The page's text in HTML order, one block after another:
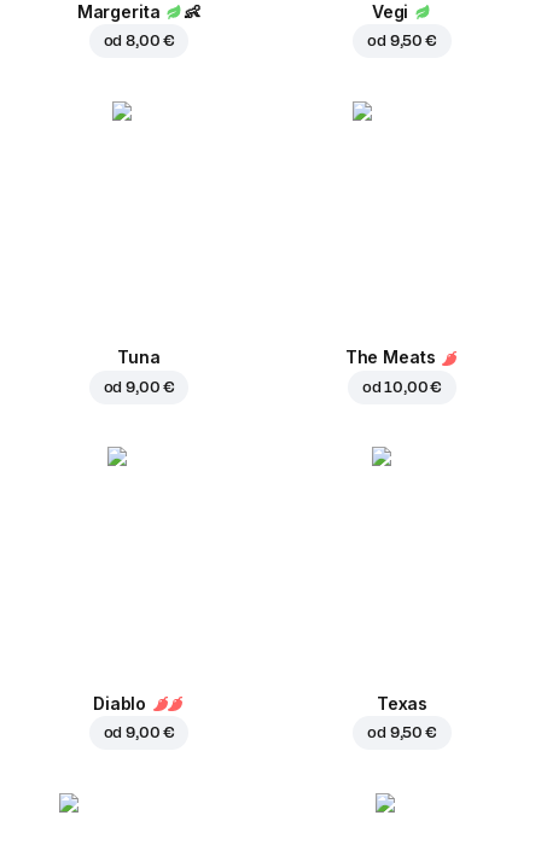
Margerita 👶
od8,00 €
Vegi
od 9,50 €
Tuna
od9,00 €
The Meats
od10,00 €
Diablo
od9,00 €
Texas
od 9,50 €